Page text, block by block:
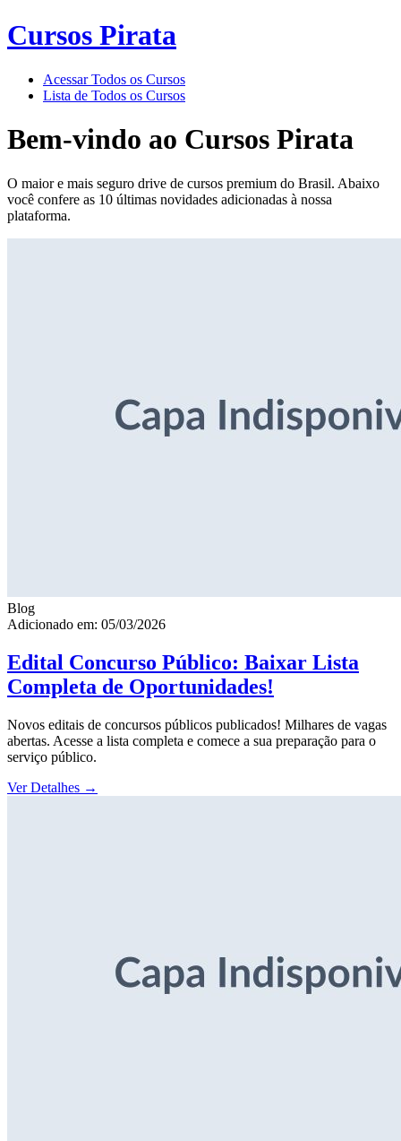
Cursos Pirata
Acessar Todos os Cursos
Lista de Todos os Cursos
Bem-vindo ao Cursos Pirata
O maior e mais seguro drive de cursos premium do Brasil. Abaixo
você confere as 10 últimas novidades adicionadas à nossa
plataforma.
Blog
Adicionado em: 05/03/2026
Edital Concurso Público: Baixar Lista
Completa de Oportunidades!
Novos editais de concursos públicos publicados! Milhares de vagas
abertas. Acesse a lista completa e comece a sua preparação para o
serviço público.
Ver Detalhes →